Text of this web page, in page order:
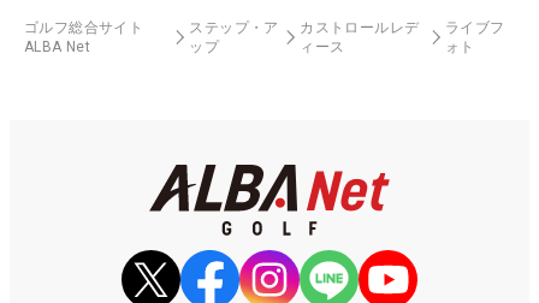
ゴルフ総合サイト
ALBA Net
ステップ・ア
ップ
カストロールレデ
ィース
ライブフ
ォト